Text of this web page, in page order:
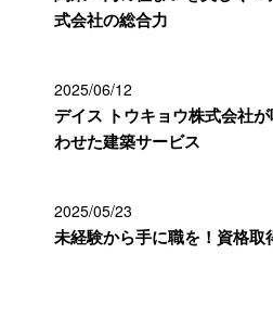
式会社の総合力
2025/06/12
デイス トウキョウ株式会社
わせた建築サービス
2025/05/23
未経験から手に職を！資格取